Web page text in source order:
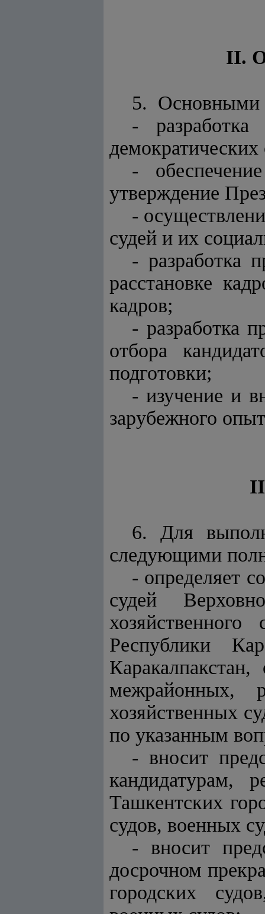
II.
5. Основными
-
-
утверждение
-
судей и их
- разработка
расстановке
кадров;
- разработка
отбора
подготовки;
- изучение и
зарубежного
6. Для
следующими
- определяет
судей
Республики
межрайонных,
хозяйственных
по указанным
- вносит
кандидатурам,
Ташкентских
судов, военных
- вносит
досрочном
городских